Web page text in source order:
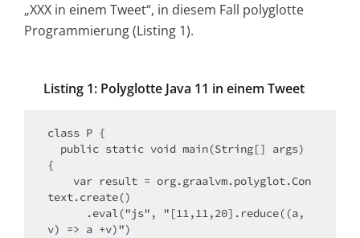
„XXX in einem Tweet“, in diesem Fall polyglotte
Programmierung (Listing 1).
Listing 1: Polyglotte Java 11 in einem Tweet
class P {
{
text.create()
v) => a +v)")